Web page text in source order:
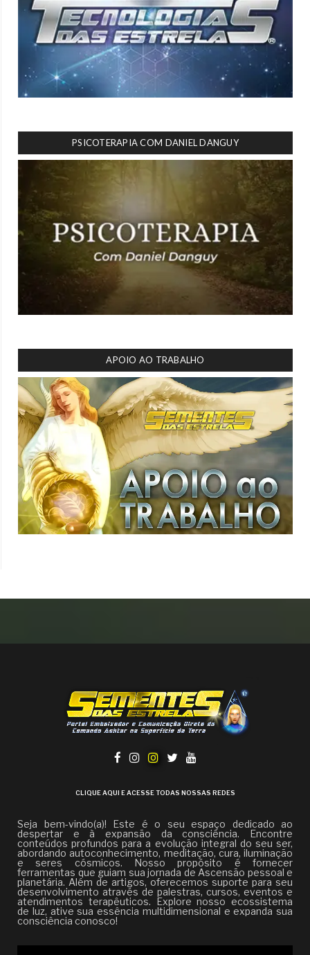
PSICOTERAPIA COM DANIEL DANGUY
APOIO AO TRABALHO
CLIQUE AQUI E ACESSE TODAS NOSSAS REDES
Seja bem-vindo(a)! Este é o seu espaço dedicado ao
despertar e à expansão da consciência. Encontre
conteúdos profundos para a evolução integral do seu ser,
abordando autoconhecimento, meditação, cura, iluminação
e seres cósmicos. Nosso propósito é fornecer
ferramentas que guiam sua jornada de Ascensão pessoal e
planetária. Além de artigos, oferecemos suporte para seu
desenvolvimento através de palestras, cursos, eventos e
atendimentos terapêuticos. Explore nosso ecossistema
de luz, ative sua essência multidimensional e expanda sua
consciência conosco!